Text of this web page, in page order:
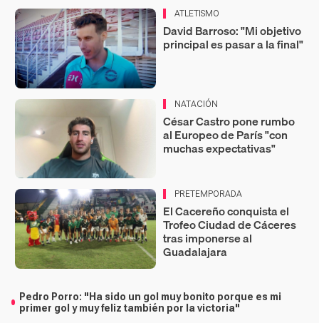
ATLETISMO
David Barroso: "Mi objetivo
principal es pasar a la final"
NATACIÓN
César Castro pone rumbo
al Europeo de París "con
muchas expectativas"
PRETEMPORADA
El Cacereño conquista el
Trofeo Ciudad de Cáceres
tras imponerse al
Guadalajara
Pedro Porro: "Ha sido un gol muy bonito porque es mi
primer gol y muy feliz también por la victoria"